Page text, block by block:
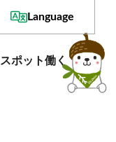
Language
スポット働く